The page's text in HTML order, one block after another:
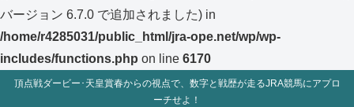
バージョン 6.7.0 で追加されました) in
/home/r4285031/public_html/jra-ope.net/wp/wp-
includes/functions.php on line 6170
頂点戦ダービー･天皇賞春からの視点で、数字と戦歴が走るJRA競馬にアプロ
ーチせよ！